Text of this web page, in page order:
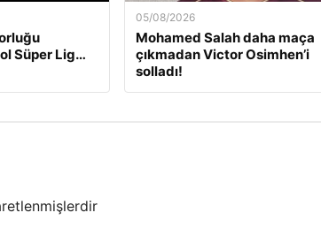
Süper Lig…
05/08/2026
Mohamed Salah daha maça
çıkmadan Victor Osimhen’i
solladı!